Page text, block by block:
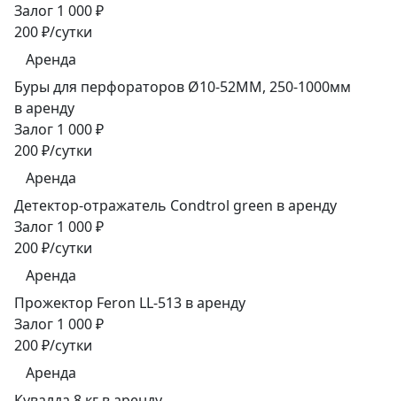
Залог 1 000 ₽
200 ₽/сутки
Аренда
Буры для перфораторов Ø10-52ММ, 250-1000мм
в аренду
Залог 1 000 ₽
200 ₽/сутки
Аренда
Детектор-отражатель Condtrol green в аренду
Залог 1 000 ₽
200 ₽/сутки
Аренда
Прожектор Feron LL-513 в аренду
Залог 1 000 ₽
200 ₽/сутки
Аренда